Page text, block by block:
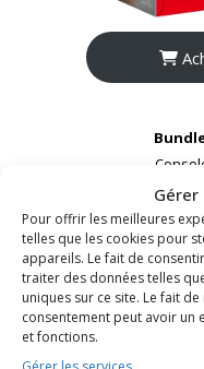
Pour offrir les meilleures
telles que les cookies pour
appareils. Le fait de
traiter des données telles
uniques sur ce site. Le fait
consentement peut avoir un
et fonctions.